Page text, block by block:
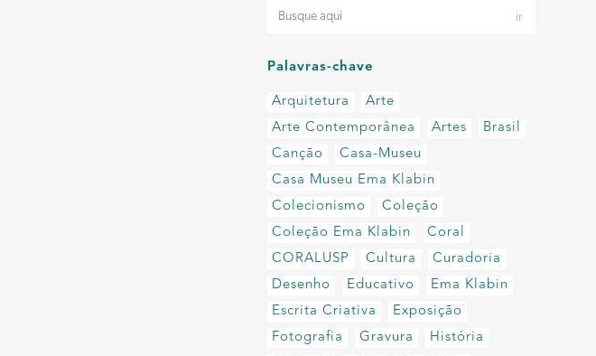
Palavras-chave
Arquitetura
Arte
Arte Contemporânea
Artes
Brasil
Canção
Casa-Museu
Casa Museu Ema Klabin
Colecionismo
Coleção
Coleção Ema Klabin
Coral
CORALUSP
Cultura
Curadoria
Desenho
Educativo
Ema Klabin
Escrita Criativa
Exposição
Fotografia
Gravura
História